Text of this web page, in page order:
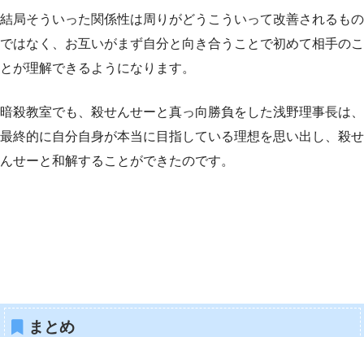
結局そういった関係性は周りがどうこういって改善されるもの
ではなく、お互いがまず自分と向き合うことで初めて相手のこ
とが理解できるようになります。
暗殺教室でも、殺せんせーと真っ向勝負をした浅野理事長は、
最終的に自分自身が本当に目指している理想を思い出し、殺せ
んせーと和解することができたのです。
まとめ